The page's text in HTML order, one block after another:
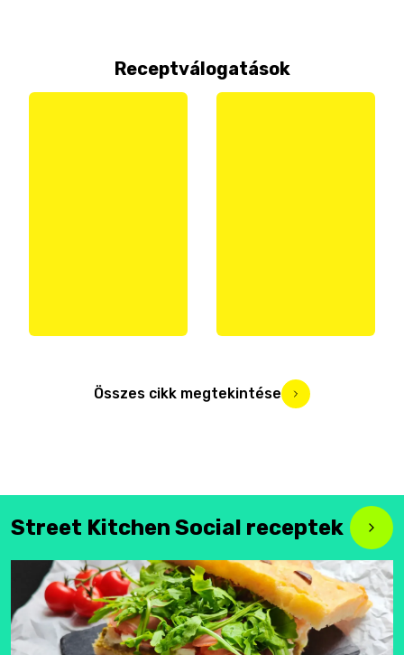
Receptválogatások
Összes cikk megtekintése
Street Kitchen Social receptek